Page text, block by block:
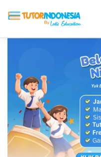
ABOUT US
BIAYA LES
BLOG DAFTAR